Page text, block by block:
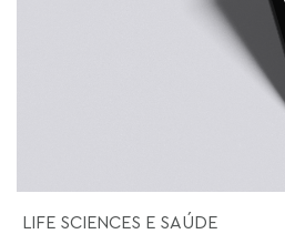
LIFE SCIENCES E SAÚDE